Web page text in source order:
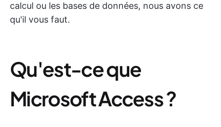
calcul ou les bases de données, nous avons ce
qu'il vous faut.
Qu'est-ce que
Microsoft Access ?